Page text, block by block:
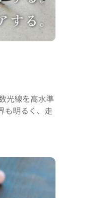
光線を高水準
も明るく、走